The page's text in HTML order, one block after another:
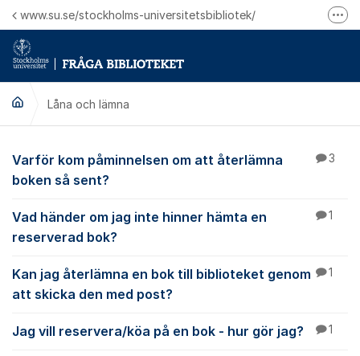
Hoppa till innehåll
www.su.se/stockholms-universitetsbibliotek/
Låna och lämna
Låna och lämna
Varför kom påminnelsen om att återlämna
boken så sent?
3
Vad händer om jag inte hinner hämta en
reserverad bok?
1
Kan jag återlämna en bok till biblioteket genom
att skicka den med post?
1
Jag vill reservera/köa på en bok - hur gör jag? 1